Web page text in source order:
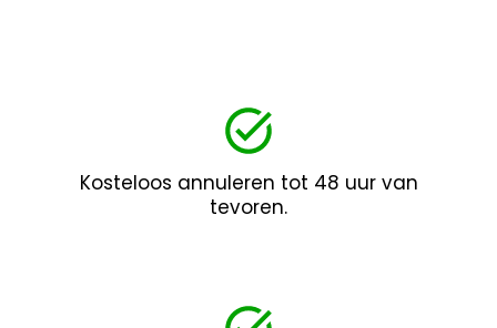
Kosteloos annuleren tot 48 uur van
tevoren.